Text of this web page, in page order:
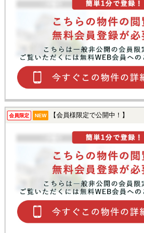
会員限定 NEW 【会員様限定で公開中！】